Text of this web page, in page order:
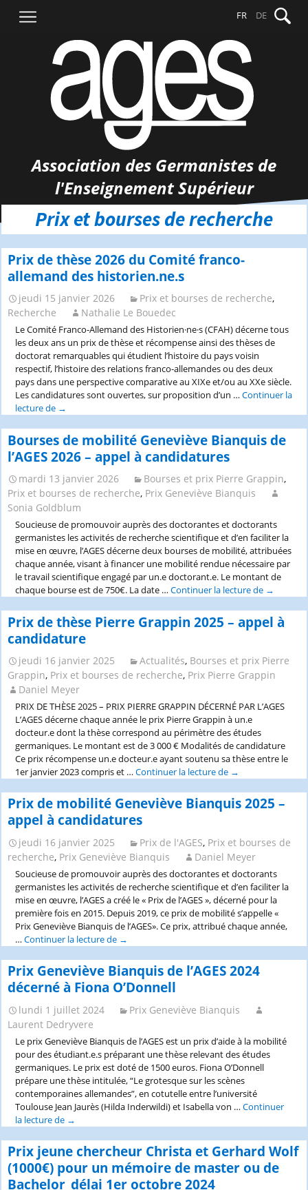
contenu
FR DE
Association des Germanistes de
l'Enseignement Supérieur
Prix et bourses de recherche
Prix de thèse 2026 du Comité franco-
allemand des historien.ne.s
jeudi 15 janvier 2026 Prix et bourses de recherche,
Recherche
Nathalie Le Bouedec
Le Comité Franco-Allemand des Historien·ne·s (CFAH) décerne tous
les deux ans un prix de thèse et récompense ainsi des thèses de
doctorat remarquables qui étudient l’histoire du pays voisin
respectif, l’histoire des relations franco-allemandes ou des deux
pays dans une perspective comparative au XIXe et/ou au XXe siècle.
Les candidatures sont ouvertes, sur proposition d’un …Continuer la
lecture de Prix
thèse
2026
du
Comité
franco-
allemand
des
historien.ne.s
→
Bourses de mobilité Geneviève Bianquis de
l’AGES 2026 – appel à candidatures
mardi 13 janvier 2026 Bourses et prix Pierre Grappin,
Prix et bourses de recherche, Prix Geneviève Bianquis
Sonia Goldblum
Soucieuse de promouvoir auprès des doctorantes et doctorants
germanistes les activités de recherche scientifique et d’en faciliter la
mise en œuvre, l’AGES décerne deux bourses de mobilité, attribuées
chaque année, visant à financer une mobilité rendue nécessaire par
le travail scientifique engagé par un.e doctorant.e. Le montant de
chaque bourse est de 750€. La date …Continuer la lecture de Bourses
mobilité
Geneviève
de
l’AGES
2026
appel
→
Prix de thèse Pierre Grappin 2025 – appel à
candidature
jeudi 16 janvier 2025 Actualités, Bourses et prix Pierre
Grappin, Prix et bourses de recherche, Prix Pierre Grappin
Daniel Meyer
PRIX DE THÈSE 2025 – PRIX PIERRE GRAPPIN DÉCERNÉ PAR L’AGES
L’AGES décerne chaque année le prix Pierre Grappin à un.e
docteur.e dont la thèse correspond au périmètre des études
germaniques. Le montant est de 3 000 € Modalités de candidature
Ce prix récompense un.e docteur.e ayant soutenu sa thèse entre le
1er janvier 2023 compris et …Continuer la lecture de Prix
thèse
Pierre
2025
–
appel
à
candidature
→
Prix de mobilité Geneviève Bianquis 2025 –
appel à candidatures
jeudi 16 janvier 2025 Prix de l'AGES, Prix et bourses de
recherche, Prix Geneviève Bianquis Daniel Meyer
Soucieuse de promouvoir auprès des doctorantes et doctorants
germanistes les activités de recherche scientifique et d’en faciliter la
mise en œuvre, l’AGES a créé le « Prix de l’AGES », décerné pour la
première fois en 2015. Depuis 2019, ce prix de mobilité s’appelle «
Prix Geneviève Bianquis de l’AGES». Ce prix, attribué chaque année,
…Continuer la lecture de Prix
mobilité
Geneviève
Bianquis
2025
–
à
candidatures
→
Prix Geneviève Bianquis de l’AGES 2024
décerné à Fiona O’Donnell
lundi 1 juillet 2024
Prix Geneviève Bianquis
Laurent Dedryvere
Le prix Geneviève Bianquis de l’AGES est un prix d’aide à la mobilité
pour des étudiant.e.s préparant une thèse relevant des études
germaniques. Le prix est doté de 1500 euros. Fiona O’Donnell
prépare une thèse intitulée, “Le grotesque sur les scènes
contemporaines allemandes”, en cotutelle entre l’université
Toulouse Jean Jaurès (Hilda Inderwildi) et Isabella von …Continuer
la lecture de Prix
Bianquis
de
l’AGES
2024
→
Prix jeune chercheur Christa et Gerhard Wolf
(1000€) pour un mémoire de master ou de
Bachelor_délai 1er octobre 2024